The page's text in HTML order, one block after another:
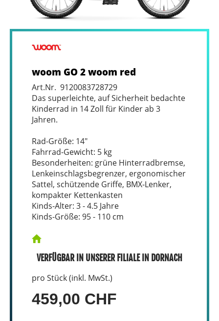
woom GO 2 woom red
Art.Nr. 9120083728729
Das superleichte, auf Sicherheit bedachte
Kinderrad in 14 Zoll für Kinder ab 3
Jahren.
Rad-Größe: 14″
Fahrrad-Gewicht: 5 kg
Besonderheiten: grüne Hinterradbremse,
Lenkeinschlagsbegrenzer, ergonomischer
Sattel, schützende Griffe, BMX-Lenker,
kompakter Kettenkasten
Kinds-Alter: 3 - 4.5 Jahre
Kinds-Größe: 95 - 110 cm
VERFÜGBAR IN UNSERER FILIALE IN DORNACH
pro Stück (inkl. MwSt.)
459,00 CHF